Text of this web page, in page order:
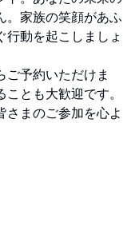
。家族の笑顔があふ
動を起こしましょ
ご予約いただけま
とも大歓迎です。
さまのご参加を心よ